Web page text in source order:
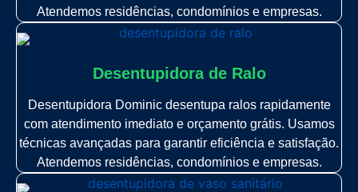
Atendemos residências, condomínios e empresas.
Desentupidora de Ralo
Desentupidora Dominic desentupa ralos rapidamente
com atendimento imediato e orçamento grátis. Usamos
técnicas avançadas para garantir eficiência e satisfação.
Atendemos residências, condomínios e empresas.